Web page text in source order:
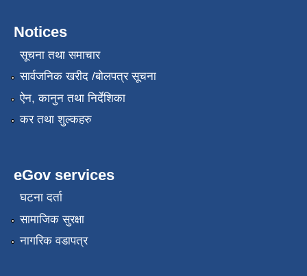
Notices
सूचना तथा समाचार
सार्वजनिक खरीद /बोलपत्र सूचना
ऐन, कानुन तथा निर्देशिका
कर तथा शुल्कहरु
eGov services
घटना दर्ता
सामाजिक सुरक्षा
नागरिक वडापत्र